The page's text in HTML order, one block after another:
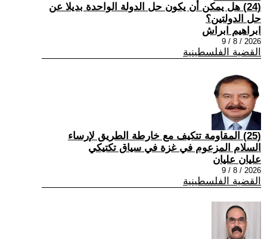
(24) هل يمكن أن يكون حل الدولة الواحدة بديلا عن
حل الدولتين؟
ابراهيم ابراش
2026 / 8 / 9
القضية الفلسطينية
(25) المقاومة تتكيف مع خارطة الطريق لإرساء
السلام المزعوم في غزة في سياق تكتيكي
عليان عليان
2026 / 8 / 9
القضية الفلسطينية